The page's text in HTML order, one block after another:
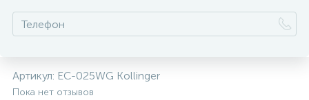
Артикул: EC-025WG Kollinger
Пока нет отзывов